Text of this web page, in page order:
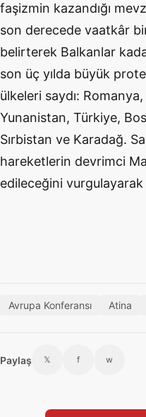
faşizmin kazandığı
son derecede vaatkâr
belirterek Balkanlar
son üç yılda büyük
ülkeleri saydı:
Yunanistan, Türkiye,
Sırbistan ve Karadağ.
hareketlerin devrimci
edileceğini
Avrupa Konferansı Atina
Paylaş 𝕏 f w